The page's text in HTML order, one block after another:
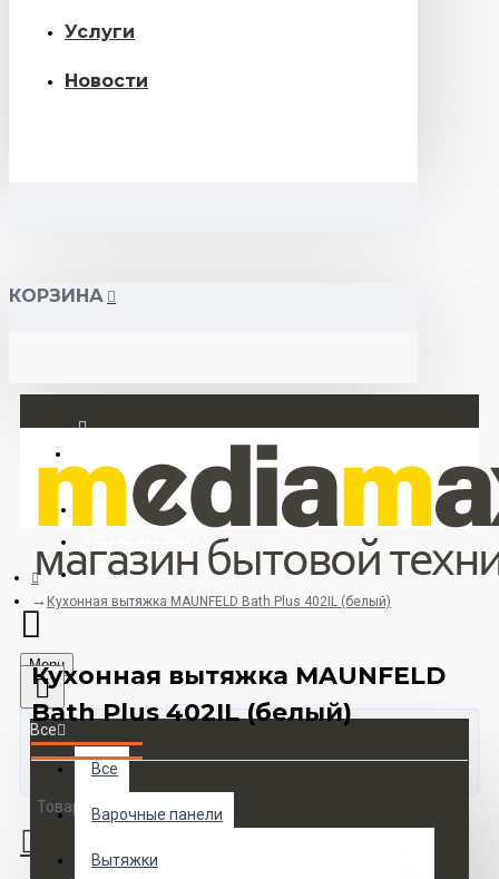
Услуги
Новости
КОРЗИНА
Регистрация
+375 33 673 17 31 (МТС)
Menu
Все
Все
Варочные панели
Вытяжки
Товаров 0 (0 руб.)
Кухонная вытяжка MAUNFELD Bath Plus 402IL (белый)
Кухонная вытяжка MAUNFELD
Bath Plus 402IL (белый)